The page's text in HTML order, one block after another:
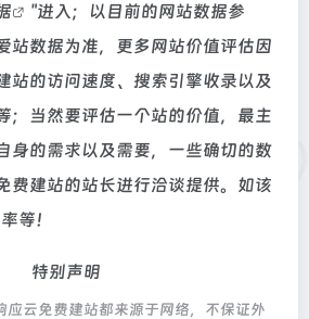
"进入；以目前的网站数据参
站数据为准，更多网站价值评估因
站的访问速度、搜索引擎收录以及
；当然要评估一个站的价值，最主
身的需求以及需要，一些确切的数
费建站的站长进行洽谈提供。如该
等！
特别声明
应云免费建站都来源于网络，不保证外